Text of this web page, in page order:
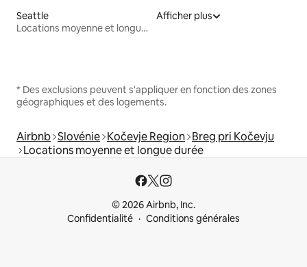
Seattle
Locations moyenne et longue durée
Afficher plus
* Des exclusions peuvent s'appliquer en fonction des zones
géographiques et des logements.
Airbnb Slovénie Kočevje Region Breg pri Kočevju
Locations moyenne et longue durée
© 2026 Airbnb, Inc.
Confidentialité
Conditions générales